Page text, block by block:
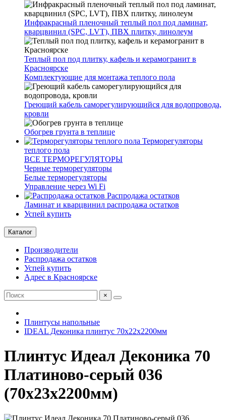
Инфракрасный пленочный теплый пол под ламинат,
кварцвинил (SPC, LVT), ПВХ плитку, линолеум
Теплый пол под плитку, кафель и керамогранит в
Красноярске
Комплектующие для монтажа теплого пола
Греющий кабель саморегулирующийся для водопровода,
кровли
Обогрев грунта в теплице
Терморегуляторы
теплого пола
ВСЕ ТЕРМОРЕГУЛЯТОРЫ
Черные терморегуляторы
Белые терморегуляторы
Управление через Wi Fi
Распродажа остатков
Ламинат и кварцвинил распродажа остатков
Успей купить
Каталог
Производители
Распродажа остатков
Успей купить
Адрес в Красноярске
×
Плинтусы напольные
IDEAL Деконика плинтус 70х22х2200мм
Плинтус Идеал Деконика 70
Платиново-серый 036
(70х23х2200мм)